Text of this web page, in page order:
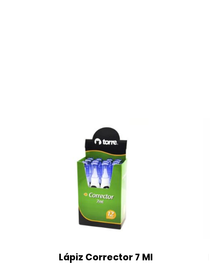
Lápiz Corrector 7 Ml